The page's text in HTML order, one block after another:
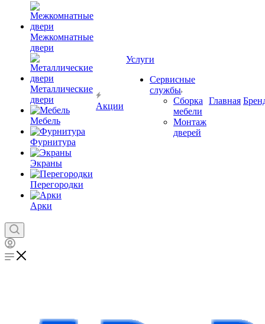
Межкомнатные
двери
Металлические
двери
Мебель
Фурнитура
Экраны
Перегородки
Арки
Акции
Услуги
Сервисные
службы
Сборка
мебели
Монтаж
дверей
Главная